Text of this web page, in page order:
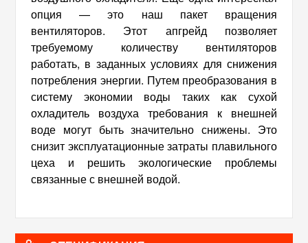
опция — это наш пакет вращения
вентиляторов. Этот апгрейд позволяет
требуемому количеству вентиляторов
работать, в заданных условиях для снижения
потребления энергии. Путем преобразования в
систему экономии воды таких как сухой
охладитель воздуха требования к внешней
воде могут быть значительно снижены. Это
снизит эксплуатационные затраты плавильного
цеха и решить экологические проблемы
связанные с внешней водой.